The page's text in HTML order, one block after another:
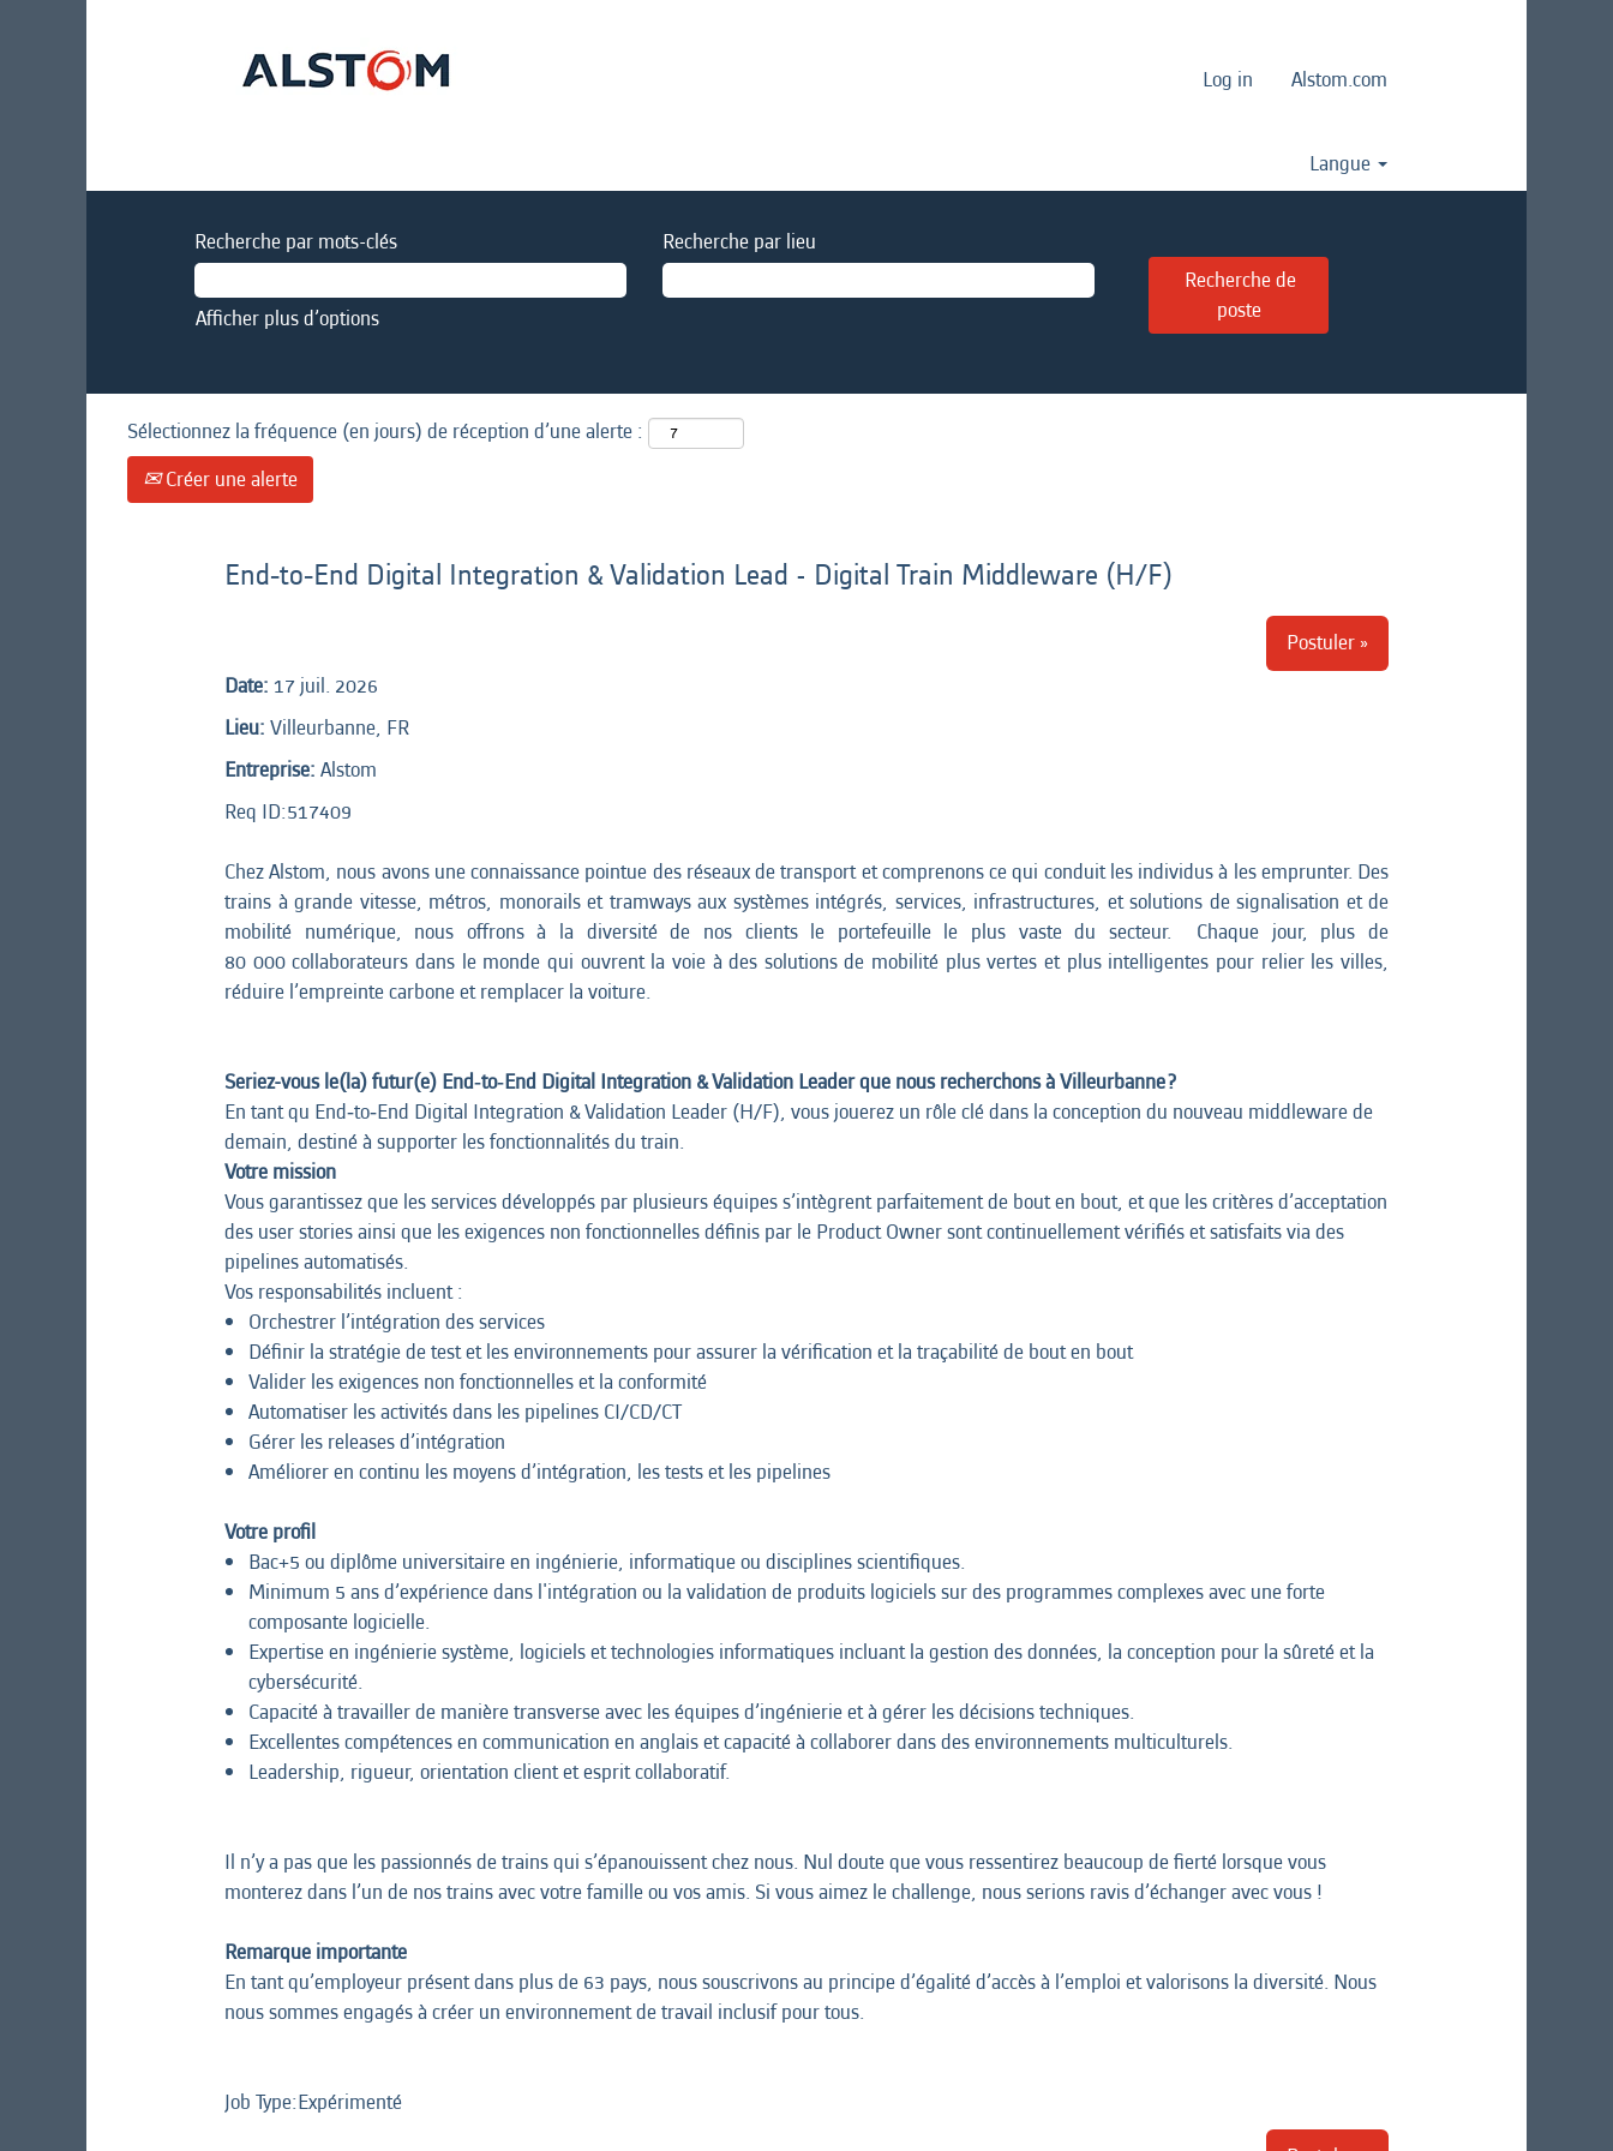
Log in Alstom.com
Langue
Recherche par mots-clés Recherche par lieu
Afficher plus d’options
Sélectionnez la fréquence (en jours) de réception d’une alerte :
Créer une alerte
End‑to‑End Digital Integration & Validation Lead - Digital Train Middleware (H/F)
Postuler »
Date: 17 juil. 2026
Lieu: Villeurbanne, FR
Entreprise: Alstom
Req ID:517409
Chez Alstom, nous avons une connaissance pointue des réseaux de transport et comprenons ce qui conduit les individus à les emprunter. Des
trains à grande vitesse, métros, monorails et tramways aux systèmes intégrés, services, infrastructures, et solutions de signalisation et de
mobilité numérique, nous offrons à la diversité de nos clients le portefeuille le plus vaste du secteur. Chaque jour, plus de
80 000 collaborateurs dans le monde qui ouvrent la voie à des solutions de mobilité plus vertes et plus intelligentes pour relier les villes,
réduire l’empreinte carbone et remplacer la voiture.
Seriez-vous le(la) futur(e) End‑to‑End Digital Integration & Validation Leader que nous recherchons à Villeurbanne ?
En tant qu End‑to‑End Digital Integration & Validation Leader (H/F), vous jouerez un rôle clé dans la conception du nouveau middleware de
demain, destiné à supporter les fonctionnalités du train.
Votre mission
Vous garantissez que les services développés par plusieurs équipes s’intègrent parfaitement de bout en bout, et que les critères d’acceptation
des user stories ainsi que les exigences non fonctionnelles définis par le Product Owner sont continuellement vérifiés et satisfaits via des
pipelines automatisés.
Vos responsabilités incluent :
Orchestrer l’intégration des services
Définir la stratégie de test et les environnements pour assurer la vérification et la traçabilité de bout en bout
Valider les exigences non fonctionnelles et la conformité
Automatiser les activités dans les pipelines CI/CD/CT
Gérer les releases d’intégration
Améliorer en continu les moyens d’intégration, les tests et les pipelines
Votre profil
Bac+5 ou diplôme universitaire en ingénierie, informatique ou disciplines scientifiques.
Minimum 5 ans d’expérience dans l'intégration ou la validation de produits logiciels sur des programmes complexes avec une forte
composante logicielle.
Expertise en ingénierie système, logiciels et technologies informatiques incluant la gestion des données, la conception pour la sûreté et la
cybersécurité.
Capacité à travailler de manière transverse avec les équipes d’ingénierie et à gérer les décisions techniques.
Excellentes compétences en communication en anglais et capacité à collaborer dans des environnements multiculturels.
Leadership, rigueur, orientation client et esprit collaboratif.
Il n’y a pas que les passionnés de trains qui s’épanouissent chez nous. Nul doute que vous ressentirez beaucoup de fierté lorsque vous
monterez dans l’un de nos trains avec votre famille ou vos amis. Si vous aimez le challenge, nous serions ravis d’échanger avec vous !
Remarque importante
En tant qu’employeur présent dans plus de 63 pays, nous souscrivons au principe d’égalité d’accès à l’emploi et valorisons la diversité. Nous
nous sommes engagés à créer un environnement de travail inclusif pour tous.
Job Type:​Expérimenté